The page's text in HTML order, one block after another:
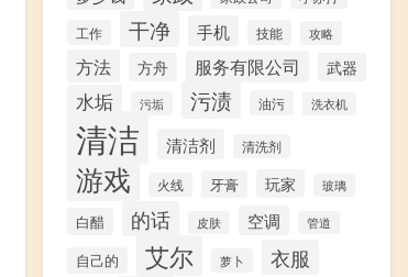
工作
干净 手机 技能 攻略
方法 方舟 服务有限公司 武器
水垢 污垢 污渍 油污 洗衣机
清洁 清洁剂 清洗剂
游戏 火线 牙膏 玩家 玻璃
白醋 的话 皮肤 空调 管道
自己的 艾尔 萝卜 衣服